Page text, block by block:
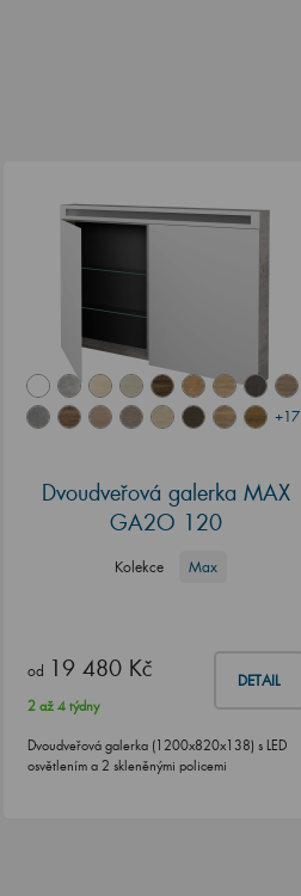
+17
Dvoudveřová galerka MAX
GA2O 120
Kolekce Max
od 19 480 Kč DETAIL
2 až 4 týdny
Dvoudveřová galerka (1200x820x138) s LED
osvětlením a 2 skleněnými policemi